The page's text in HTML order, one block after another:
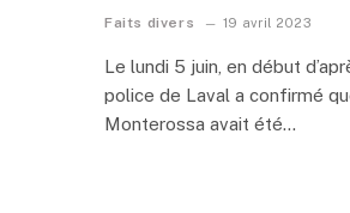
Faits divers 19 avril 2023
Le lundi 5 juin, en début
police de Laval a confirmé
Monterossa avait été…